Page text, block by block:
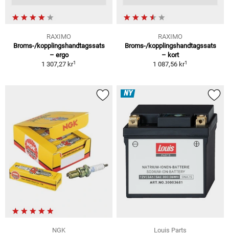
RAXIMO
Broms-/kopplingshandtagssats
– ergo
1 307,27 kr1
RAXIMO
Broms-/kopplingshandtagssats
– kort
1 087,56 kr1
NGK
NY
Louis Parts